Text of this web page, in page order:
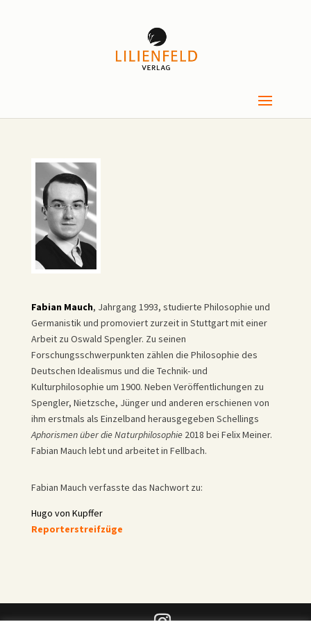
Fabian Mauch, Jahrgang 1993, studierte Philosophie und
Germanistik und promoviert zurzeit in Stuttgart mit einer
Arbeit zu Oswald Spengler. Zu seinen
Forschungsschwerpunkten zählen die Philosophie des
Deutschen Idealismus und die Technik- und
Kulturphilosophie um 1900. Neben Veröffentlichungen zu
Spengler, Nietzsche, Jünger und anderen erschienen von
ihm erstmals als Einzelband herausgegeben Schellings
Aphorismen über die Naturphilosophie2018 bei Felix Meiner.
Fabian Mauch lebt und arbeitet in Fellbach.
Fabian Mauch verfasste das Nachwort zu:
Hugo von Kupffer
Reporterstreifzüge